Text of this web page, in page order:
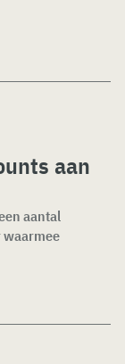
aan
aantal